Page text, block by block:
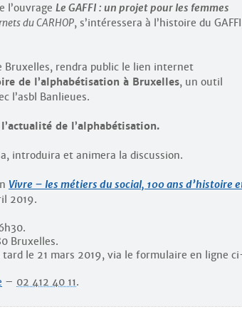
l’ouvrage Le GAFFI : un projet pour les femmes
du CARHOP, s’intéressera à l’histoire du
Bruxelles, rendra public le lien internet
de l’alphabétisation à Bruxelles, un outil
l’asbl Banlieues.
de l’alphabétisation.
introduira et animera la discussion.
Vivre – les métiers du social, 100 ans d’histoire
2019.
Bruxelles.
le 21 mars 2019, via le formulaire en ligne
– 02 412 40 11.